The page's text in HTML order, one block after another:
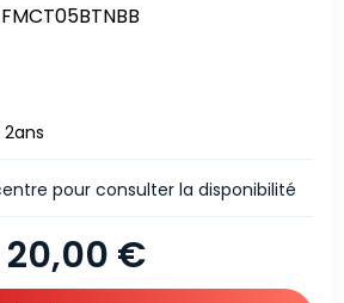
FMCT05BTNBB
20,00 €
pour consulter la disponibilité